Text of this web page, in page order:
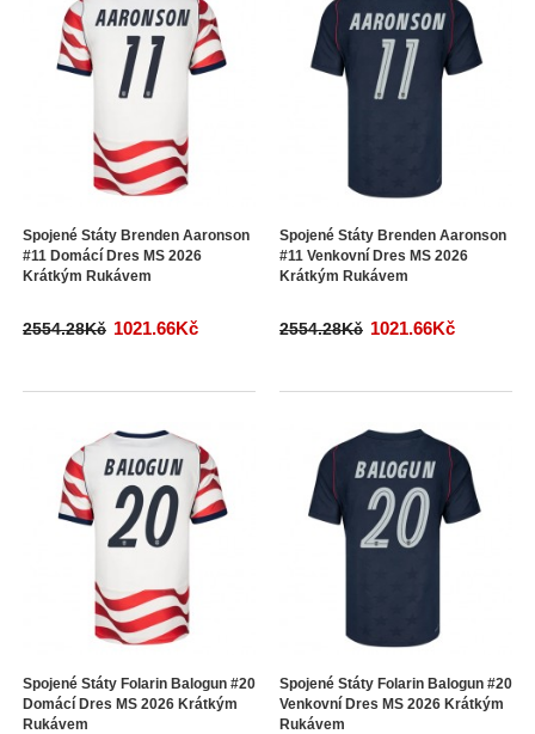
Spojené Státy Brenden Aaronson
#11 Domácí Dres MS 2026
Krátkým Rukávem
2554.28Kč 1021.66Kč
Spojené Státy Brenden Aaronson
#11 Venkovní Dres MS 2026
Krátkým Rukávem
2554.28Kč 1021.66Kč
Spojené Státy Folarin Balogun #20
Domácí Dres MS 2026 Krátkým
Rukávem
Spojené Státy Folarin Balogun #20
Venkovní Dres MS 2026 Krátkým
Rukávem